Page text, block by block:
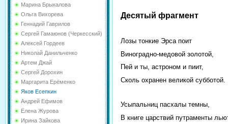
Марина Брыкалова
Ольга Вихорева
Геннадий Гаврилов
Сергей Гамаюнов (Черкесский)
Алексей Гордеев
Николай Данильченко
Артем Джай
Сергей Дорохин
Маргарита Ерёменко
Яков Есепкин
Андрей Ефимов
Елена Журова
Ирина Зайкова
Десятый фрагмент
Лозы тонкие Эрса поит
Виноградно-медовой золотой,
Пей и ты, астроном и пиит,
Сколь охранен великой субботой.
Усыпальниц пасхалы темны,
В книге царствий путраменты